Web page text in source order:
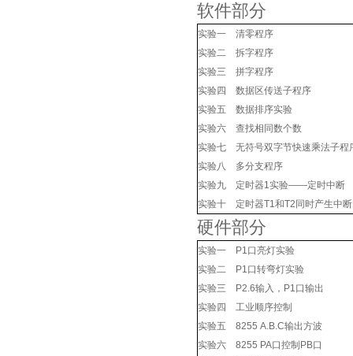
软件部分
实验一 清零程序
实验二 拆字程序
实验三 拼字程序
实验四 数据区传送子程序
实验五 数据排序实验
实验六 查找相同数个数
实验七 无符号双字节快速乘法子程
实验八 多分支程序
实验九 定时器1实验——定时中断
实验十 定时器T1和T2同时产生中断
硬件部分
实验一 P1口亮灯实验
实验二 P1口转弯灯实验
实验三 P2.6输入，P1口输出
实验四 工业顺序控制
实验五 8255 A.B.C输出方波
实验六 8255 PA口控制PB口